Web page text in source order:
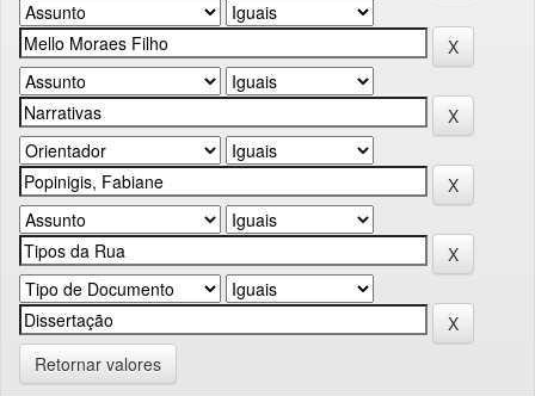
Retornar valores